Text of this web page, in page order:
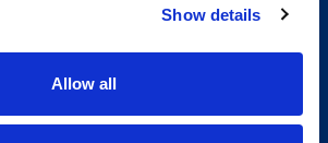
Show details
Allow all